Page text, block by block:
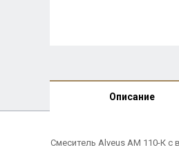
Описание
Смеситель Alveus AM 110-К